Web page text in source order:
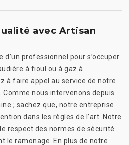
avec Artisan
d’un professionnel pour s’occuper
à fioul ou à gaz à
à faire appel au service de notre
nous intervenons depuis
; sachez que, notre entreprise
dans les règles de l’art. Notre
respect des normes de sécurité
le ramonage. En plus de notre